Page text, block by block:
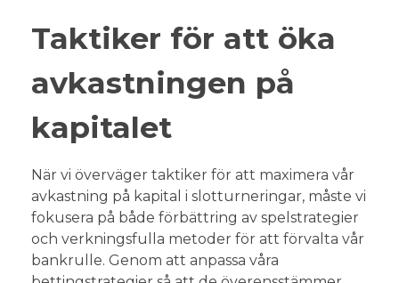
Taktiker för att öka
avkastningen på
kapitalet
När vi överväger taktiker för att maximera vår
avkastning på kapital i slotturneringar, måste vi
fokusera på både förbättring av spelstrategier
och verkningsfulla metoder för att förvalta vår
bankrulle. Genom att anpassa våra